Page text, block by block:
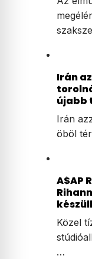
Irán
újabb
Irán
öböl
A$AP
Közel
…